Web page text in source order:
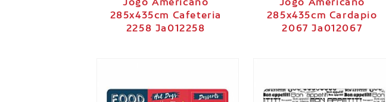
285x435cm Cafeteria
2258 Ja012258
285x435cm Cardapio
2067 Ja012067